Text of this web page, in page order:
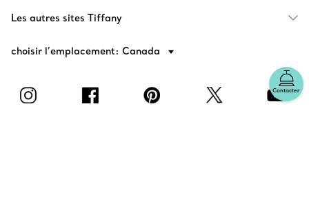
Contacter
Les autres sites Tiffany
choisir l’emplacement: Canada